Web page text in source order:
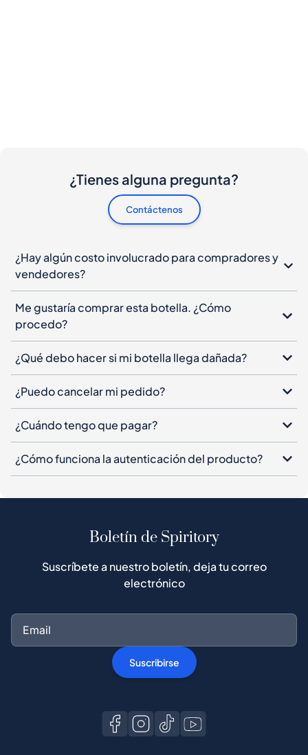
¿Tienes alguna pregunta?
Contáctenos
¿Hay algún costo involucrado para compradores y
vendedores?
Me gustaría comprar esta botella. ¿Cómo
procedo?
¿Qué debo hacer si mi botella llega dañada?
¿Puedo cancelar mi pedido?
¿Cuándo tengo que pagar?
¿Cómo funciona la autenticación del producto?
Boletín de Spiritory
Suscríbete a nuestro boletín, deja tu correo
electrónico
Suscribirse